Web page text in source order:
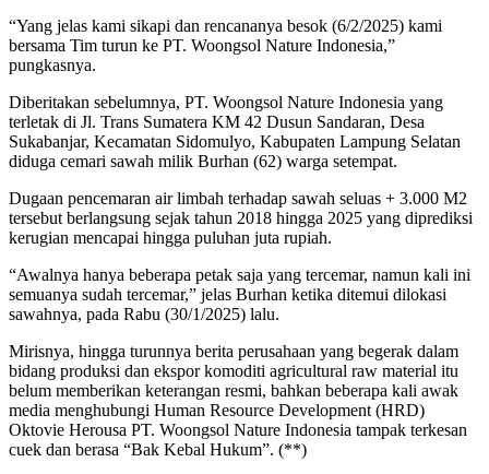
“Yang jelas kami sikapi dan rencananya besok (6/2/2025) kami
bersama Tim turun ke PT. Woongsol Nature Indonesia,”
pungkasnya.
Diberitakan sebelumnya, PT. Woongsol Nature Indonesia yang
terletak di Jl. Trans Sumatera KM 42 Dusun Sandaran, Desa
Sukabanjar, Kecamatan Sidomulyo, Kabupaten Lampung Selatan
diduga cemari sawah milik Burhan (62) warga setempat.
Dugaan pencemaran air limbah terhadap sawah seluas + 3.000 M2
tersebut berlangsung sejak tahun 2018 hingga 2025 yang diprediksi
kerugian mencapai hingga puluhan juta rupiah.
“Awalnya hanya beberapa petak saja yang tercemar, namun kali ini
semuanya sudah tercemar,” jelas Burhan ketika ditemui dilokasi
sawahnya, pada Rabu (30/1/2025) lalu.
Mirisnya, hingga turunnya berita perusahaan yang begerak dalam
bidang produksi dan ekspor komoditi agricultural raw material itu
belum memberikan keterangan resmi, bahkan beberapa kali awak
media menghubungi Human Resource Development (HRD)
Oktovie Herousa PT. Woongsol Nature Indonesia tampak terkesan
cuek dan berasa “Bak Kebal Hukum”. (**)